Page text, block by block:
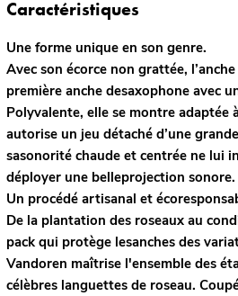
Caractéristiques
Une forme unique en son genre.
Avec son écorce non grattée,
première anche desaxophone avec
Polyvalente, elle se montre adaptée
autorise un jeu détaché d’une
sasonorité chaude et centrée ne lui
déployer une belleprojection sonore.
Un procédé artisanal et
De la plantation des roseaux au
pack qui protège lesanches des
Vandoren maîtrise l'ensemble des
célèbres languettes de roseau.